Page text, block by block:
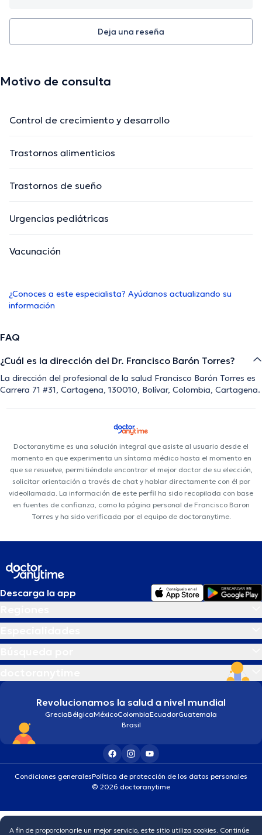
Deja una reseña
Motivo de consulta
Control de crecimiento y desarrollo
Trastornos alimenticios
Trastornos de sueño
Urgencias pediátricas
Vacunación
¿Conoces a este especialista? Ayúdanos actualizando su
información
FAQ
¿Cuál es la dirección del Dr. Francisco Barón Torres?
La dirección del profesional de la salud Francisco Barón Torres es
Carrera 71 #31, Cartagena, 130010, Bolívar, Colombia, Cartagena.
Doctoranytime es una solución integral que asiste al usuario desde el
momento en que experimenta un síntoma médico hasta el momento en
que se resuelve, permitiéndole encontrar el mejor doctor de su elección,
solicitar orientación a través de chat y hablar directamente con él por
videollamada. La información de este perfil ha sido recopilada con base
en fuentes de confianza, como la página personal de Francisco Baron
Torres y ha sido verificada por el equipo de doctoranytime.
Descarga la app
Revolucionamos la salud a nivel mundial
GreciaBélgicaMéxicoColombiaEcuadorGuatemala
Brasil
Condiciones generalesPolítica de protección de los datos personales
© 2026 doctoranytime
A fin de proporcionarle un mejor servicio, este sitio utiliza cookies. Continúe